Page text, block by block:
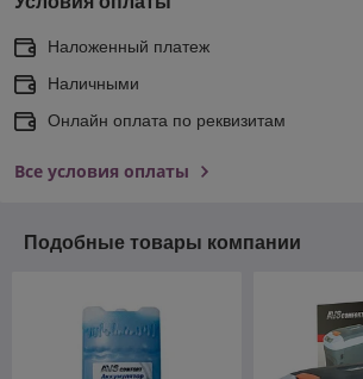
Наложенный платеж
Наличными
Онлайн оплата по реквизитам
Все условия оплаты
Подобные товары компании